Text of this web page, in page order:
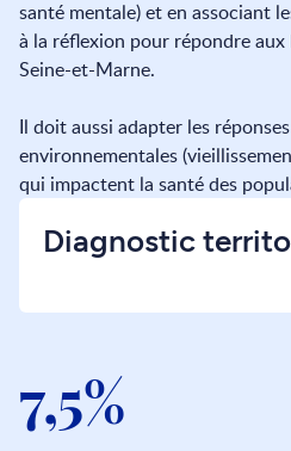
santé mentale) et en associant
à la réflexion pour répondre
Seine-et-Marne.
Il doit aussi adapter les
environnementales
qui impactent la santé des
Diagnostic
7,5%